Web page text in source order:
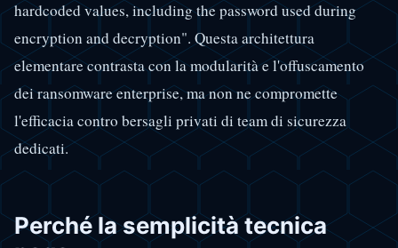
hardcoded values, including the password used during
encryption and decryption". Questa architettura
elementare contrasta con la modularità e l'offuscamento
dei ransomware enterprise, ma non ne compromette
l'efficacia contro bersagli privati di team di sicurezza
dedicati.
Perché la semplicità tecnica